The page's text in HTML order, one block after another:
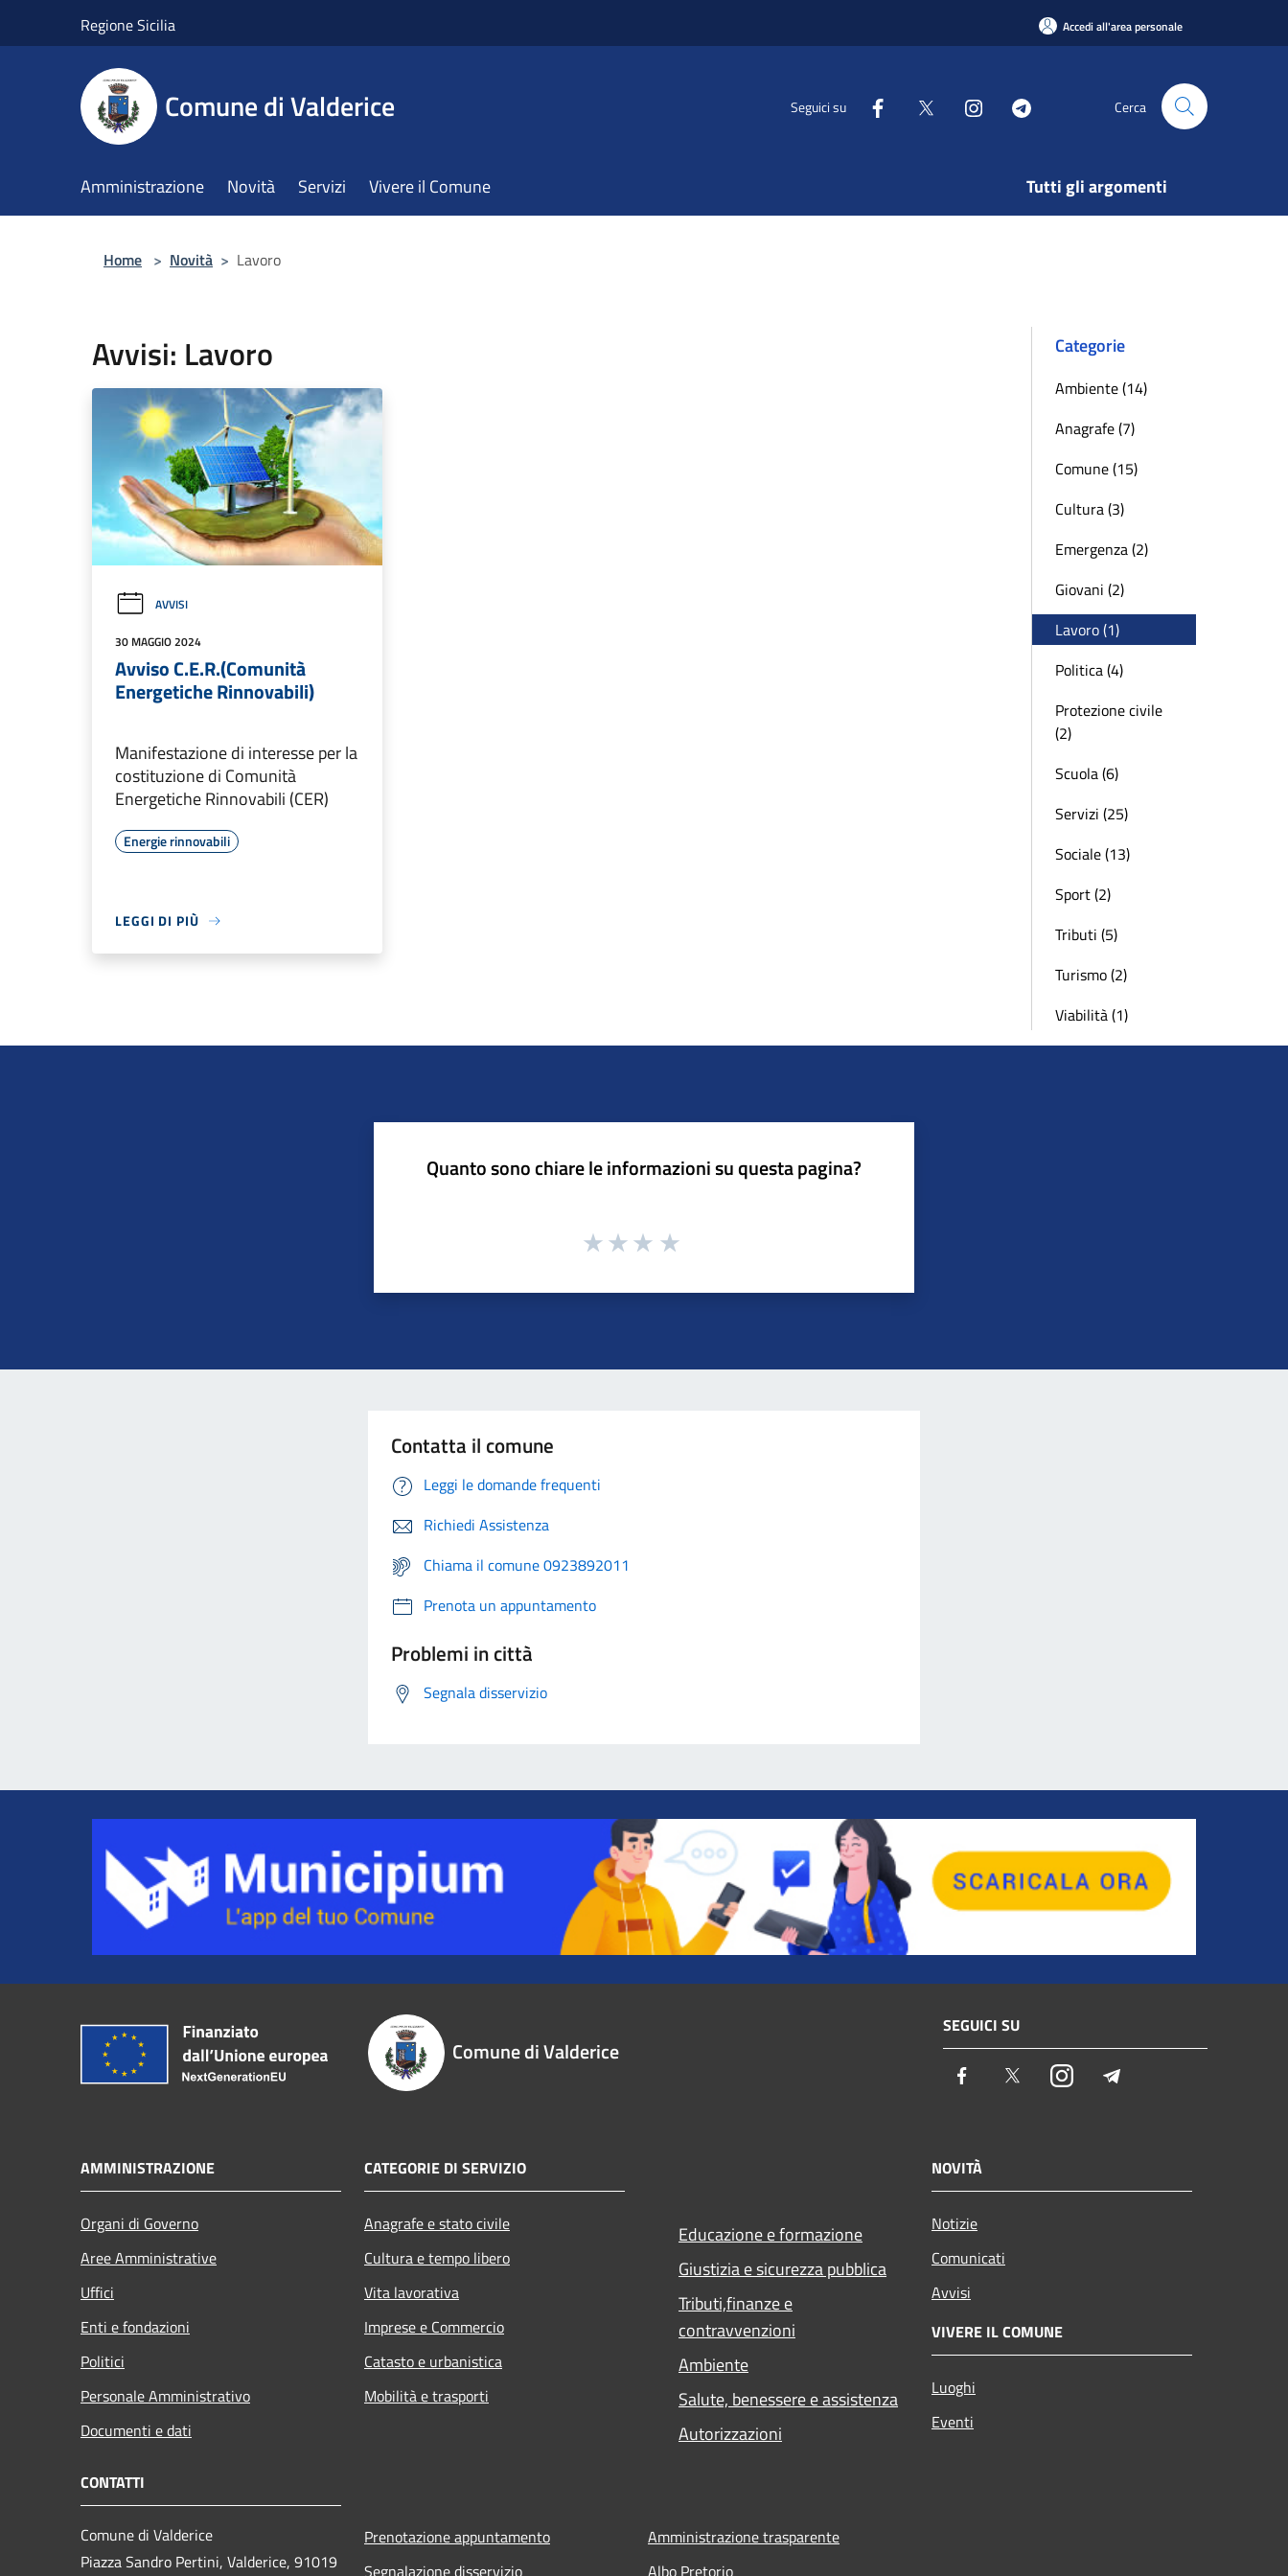
Regione Sicilia Accedi all'area personale
Comune di Valderice Seguici su Cerca
Amministrazione Novità Servizi Vivere il Comune Tutti gli argomenti
Home > Novità > Lavoro
Avvisi: Lavoro
AVVISI
30 MAGGIO 2024
Avviso C.E.R.(Comunità
Energetiche Rinnovabili)
Manifestazione di interesse per la
costituzione di Comunità
Energetiche Rinnovabili (CER)
Energie rinnovabili
LEGGI DI PIÙ
Categorie
Ambiente (14)
Anagrafe (7)
Comune (15)
Cultura (3)
Emergenza (2)
Giovani (2)
Lavoro (1)
Politica (4)
Protezione civile
(2)
Scuola (6)
Servizi (25)
Sociale (13)
Sport (2)
Tributi (5)
Turismo (2)
Viabilità (1)
Quanto sono chiare le informazioni su questa pagina?
Contatta il comune
Leggi le domande frequenti
Richiedi Assistenza
Chiama il comune 0923892011
Prenota un appuntamento
Problemi in città
Segnala disservizio
Comune di Valderice
SEGUICI SU
Facebook TwitterInstagram
AMMINISTRAZIONE
Organi di Governo
Aree Amministrative
Uffici
Enti e fondazioni
Politici
Personale Amministrativo
Documenti e dati
CATEGORIE DI SERVIZIO
Anagrafe e stato civile
Cultura e tempo libero
Vita lavorativa
Imprese e Commercio
Catasto e urbanistica
Mobilità e trasporti
Educazione e formazione
Giustizia e sicurezza pubblica
Tributi,finanze e
contravvenzioni
Ambiente
Salute, benessere e assistenza
Autorizzazioni
NOVITÀ
Notizie
Comunicati
Avvisi
VIVERE IL COMUNE
Luoghi
Eventi
CONTATTI
Comune di Valderice
Piazza Sandro Pertini, Valderice, 91019
Prenotazione appuntamento
Segnalazione disservizio
Amministrazione trasparente
Albo Pretorio